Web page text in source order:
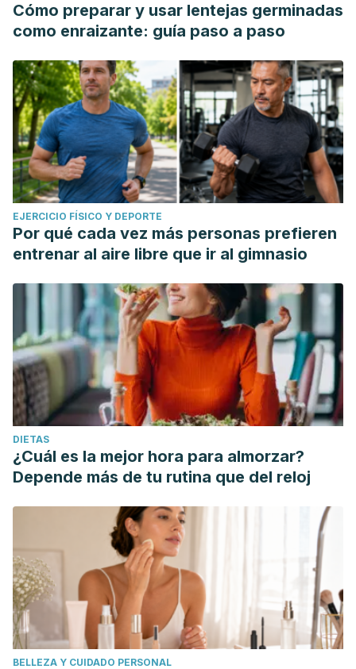
Cómo preparar y usar lentejas germinadas
como enraizante: guía paso a paso
EJERCICIO FÍSICO Y DEPORTE
Por qué cada vez más personas prefieren
entrenar al aire libre que ir al gimnasio
DIETAS
¿Cuál es la mejor hora para almorzar?
Depende más de tu rutina que del reloj
BELLEZA Y CUIDADO PERSONAL